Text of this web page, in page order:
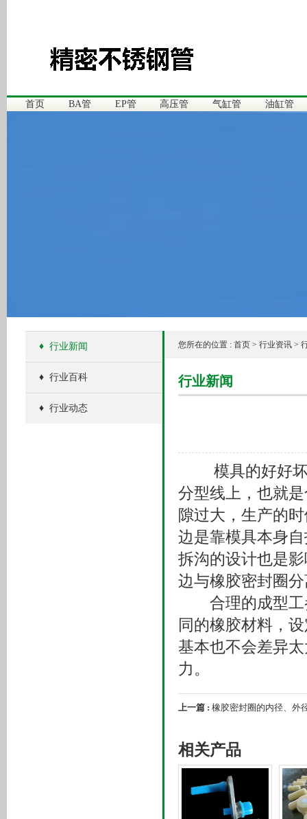
首页 BA管 EP管 高压管 气缸管 油缸管
♦ 行业新闻
♦ 行业百科
♦ 行业动态
您所在的位置 : 首页 > 行业资讯 >
行业新闻
模具的好好坏
分型线上，也就
隙过大，生产的
边是靠模具本身
拆沟的设计也是
边与橡胶密封圈
合理的成型工
同的橡胶材料，
基本也不会差异
力。
上一篇 : 橡胶密封圈的内径、外
相关产品